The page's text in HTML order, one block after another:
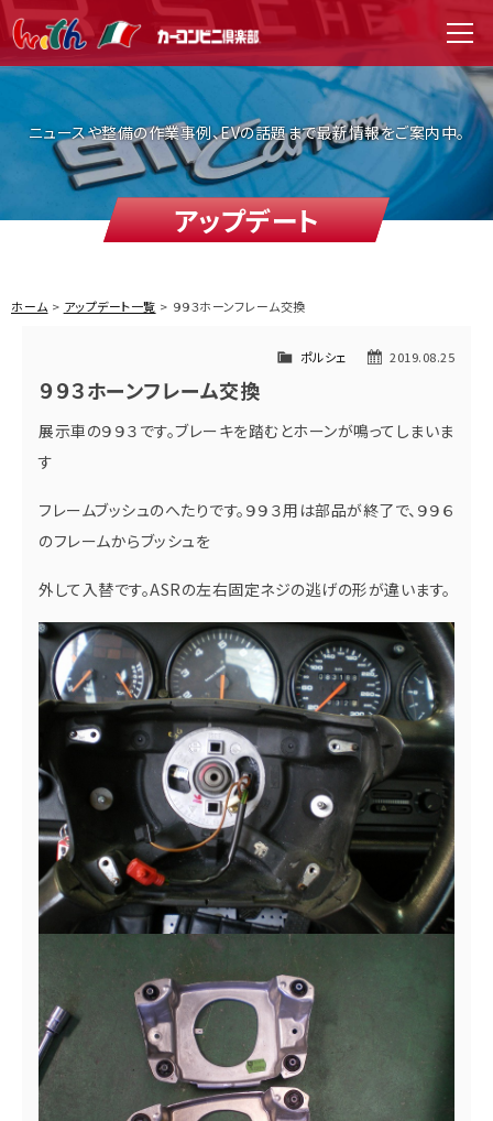
WITH（ウィズ） menu
ニュースや整備の作業事例、EVの話題まで最新情報をご案内中。
アップデート
ホーム アップデート一覧 ９９３ホーンフレーム交換
2019.08.25
ポルシェ
９９３ホーンフレーム交換
展示車の９９３です。ブレーキを踏むとホーンが鳴ってしまいま
す
フレームブッシュのへたりです。９９３用は部品が終了で、９９６
のフレームからブッシュを
外して入替です。ASRの左右固定ネジの逃げの形が違います。